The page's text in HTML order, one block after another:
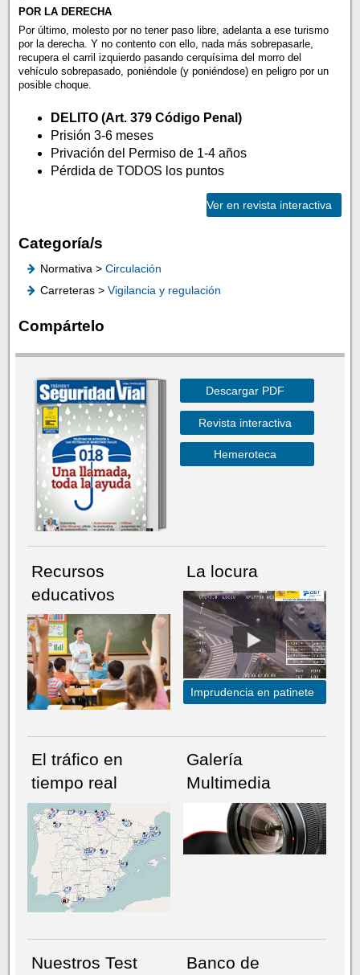
POR LA DERECHA
Por último, molesto por no tener paso libre, adelanta a ese turismo
por la derecha. Y no contento con ello, nada más sobrepasarle,
recupera el carril izquierdo pasando cerquísima del morro del
vehículo sobrepasado, poniéndole (y poniéndose) en peligro por un
posible choque.
DELITO (Art. 379 Código Penal)
Prisión 3-6 meses
Privación del Permiso de 1-4 años
Pérdida de TODOS los puntos
Ver en revista interactiva
Categoría/s
Normativa > Circulación
Carreteras > Vigilancia y regulación
Compártelo
NÚMERO ACTUALHEMEROTECA
Descargar PDF
Revista interactiva
Hemeroteca
Recursos
educativos
La locura
Imprudencia en patinete
El tráfico en
tiempo real
Galería
Multimedia
Nuestros Test Banco de